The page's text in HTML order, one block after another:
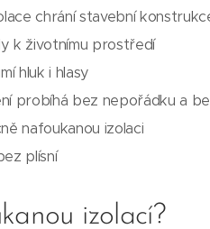
chrání stavební
k životnímu prostředí
hluk i hlasy
probíhá bez nepořádku a
nafoukanou izolaci
plísní
izolací?